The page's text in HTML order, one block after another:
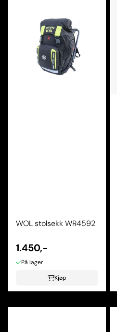
WOL stolsekk WR4592
1.450,-
På lager
Kjøp